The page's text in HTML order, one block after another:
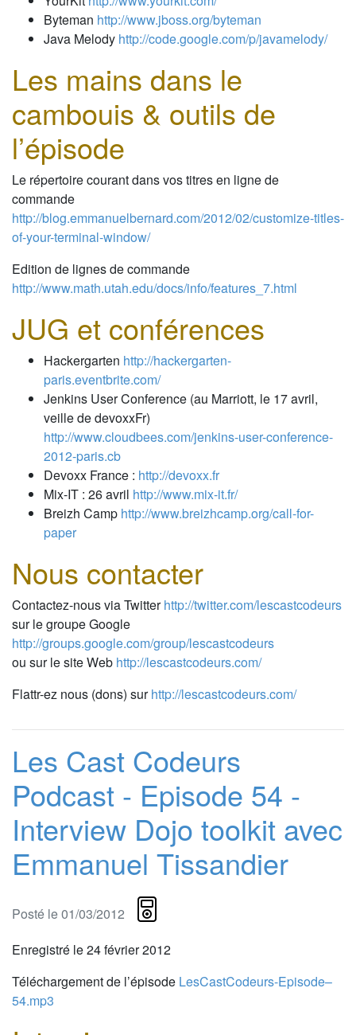
Byteman http://www.jboss.org/byteman
Java Melody http://code.google.com/p/javamelody/
Les mains dans le
cambouis & outils de
l’épisode
Le répertoire courant dans vos titres en ligne de
commande
http://blog.emmanuelbernard.com/2012/02/customize-titles-
of-your-terminal-window/
Edition de lignes de commande
http://www.math.utah.edu/docs/info/features_7.html
JUG et conférences
Hackergarten http://hackergarten-
paris.eventbrite.com/
Jenkins User Conference (au Marriott, le 17 avril,
veille de devoxxFr)
http://www.cloudbees.com/jenkins-user-conference-
2012-paris.cb
Devoxx France : http://devoxx.fr
Mix-IT : 26 avril http://www.mix-it.fr/
Breizh Camp http://www.breizhcamp.org/call-for-
paper
Nous contacter
Contactez-nous via Twitterhttp://twitter.com/lescastcodeurs
sur le groupe Google
http://groups.google.com/group/lescastcodeurs
ou sur le site Web http://lescastcodeurs.com/
Flattr-ez nous (dons) surhttp://lescastcodeurs.com/
Les Cast Codeurs
Podcast - Episode 54 -
Interview Dojo toolkit avec
Emmanuel Tissandier
Posté le 01/03/2012
Enregistré le 24 février 2012
Téléchargement de l’épisode LesCastCodeurs-Episode–
54.mp3